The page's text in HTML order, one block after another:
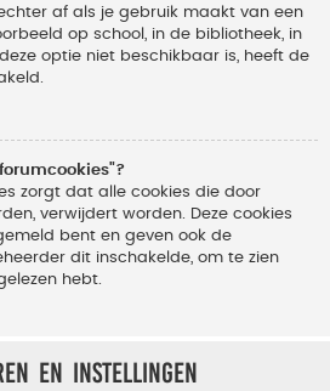
af als je gebruik maakt van een
op school, in de bibliotheek, in
optie niet beschikbaar is, heeft de
zorgt dat alle cookies die door
verwijdert worden. Deze cookies
bent en geven ook de
dit inschakelde, om te zien
hebt.
en instellingen